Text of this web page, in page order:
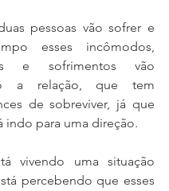
pessoas vão sofrer e
esses incômodos,
e sofrimentos vão
a relação, que tem
de sobreviver, já que
indo para uma direção.
vivendo uma situação
percebendo que esses